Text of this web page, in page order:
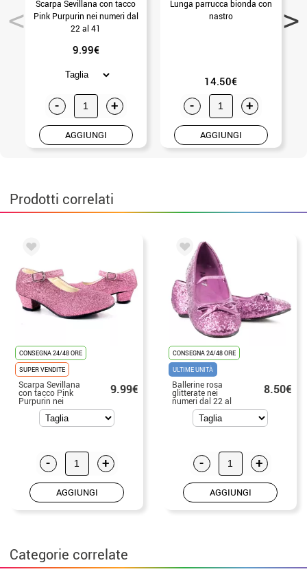
Scarpa Sevillana con tacco
Pink Purpurin nei numeri dal
22 al 41
9.99€
- +
AGGIUNGI
Lunga parrucca bionda con
nastro
14.50€
- +
AGGIUNGI
Prodotti correlati
CONSEGNA 24/48 ORE
SUPER VENDITE
Scarpa Sevillana
con tacco Pink
Purpurin nei
numeri dal 22 al
9.99€
- +
AGGIUNGI
CONSEGNA 24/48 ORE
ULTIME UNITÀ
Ballerine rosa
glitterate nei
numeri dal 22 al
8.50€
- +
AGGIUNGI
Categorie correlate